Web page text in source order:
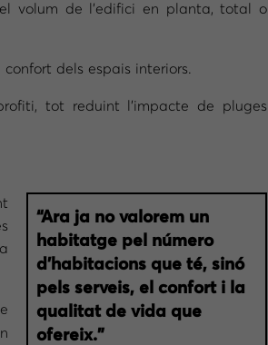
volum de l’edifici en planta, total o
dels espais interiors.
tot reduint l’impacte de pluges
“Ara ja no valorem un
habitatge pel número
d’habitacions que té, sinó
pels serveis, el confort i la
qualitat de vida que
ofereix.”